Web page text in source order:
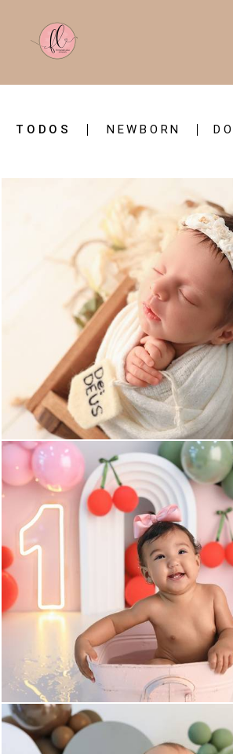
TODOS NEWBORN
222 0
303 0